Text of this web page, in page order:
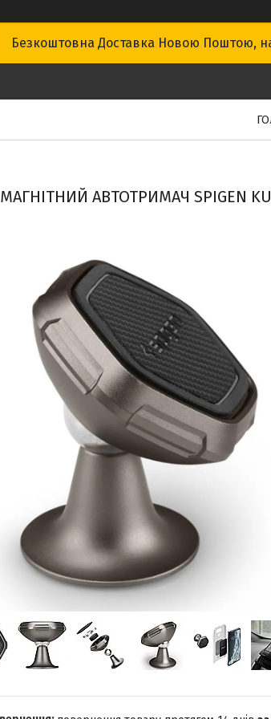
Безкоштовна Доставка Новою Поштою,
МАГНІТНИЙ АВТОТРИМАЧ SPIGEN